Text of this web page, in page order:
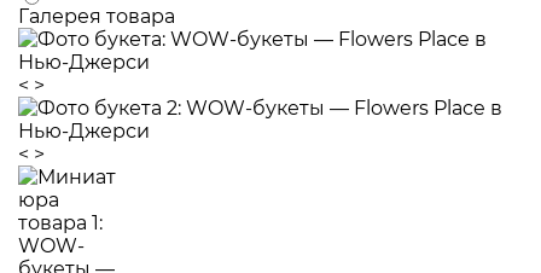
Галерея товара
< >
< >